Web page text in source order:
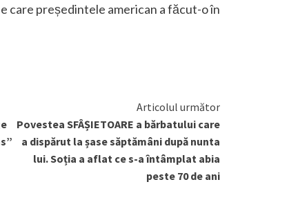
care președintele american a făcut-o în
Articolul următor
Povestea SFÂȘIETOARE a bărbatului care
a dispărut la șase săptămâni după nunta
lui. Soția a aflat ce s-a întâmplat abia
peste 70 de ani